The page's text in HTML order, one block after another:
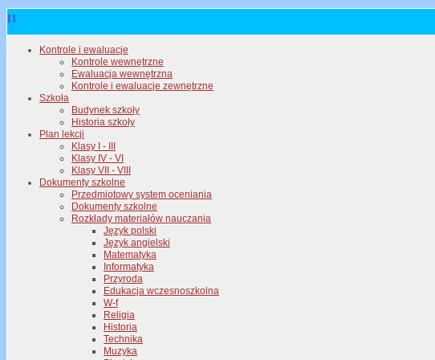
Kontrole i ewaluacje
Kontrole wewnętrzne
Ewaluacja wewnętrzna
Kontrole i ewaluacje zewnętrzne
Szkoła
Budynek szkoły
Historia szkoły
Plan lekcji
Klasy I - III
Klasy IV - VI
Klasy VII - VIII
Dokumenty szkolne
Przedmiotowy system oceniania
Dokumenty szkolne
Rozkłady materiałów nauczania
Język polski
Język angielski
Matematyka
Informatyka
Przyroda
Edukacja wczesnoszkolna
W-f
Religia
Historia
Technika
Muzyka